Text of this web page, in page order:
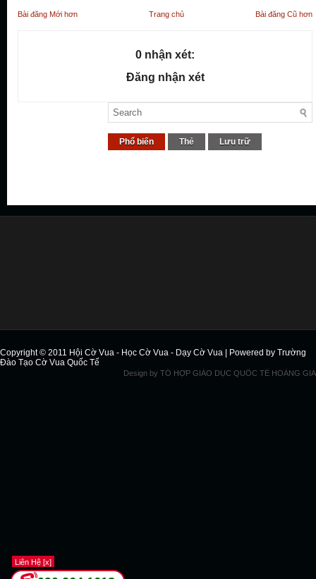
Bài đăng Mới hơn Bài đăng Cũ hơn
Trang chủ
0 nhận xét:
Đăng nhận xét
Phổ biến Thẻ Lưu trữ
Copyright © 2011 Hội Cờ Vua - Học Cờ Vua - Dạy Cờ Vua | Powered by Trường
Đào Tạo Cờ Vua Quốc Tế
Design by TỔ HỢP GIÁO DỤC QUỐC TẾ HOÀNG GIA
Liên Hệ [x]